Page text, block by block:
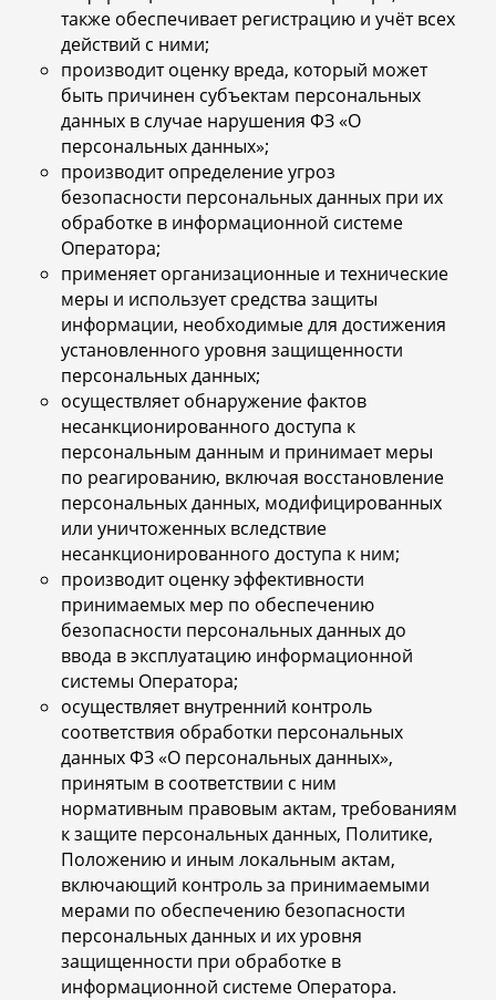
также обеспечивает регистрацию и учёт всех
действий с ними;
производит оценку вреда, который может
быть причинен субъектам персональных
данных в случае нарушения ФЗ «О
персональных данных»;
производит определение угроз
безопасности персональных данных при их
обработке в информационной системе
Оператора;
применяет организационные и технические
меры и использует средства защиты
информации, необходимые для достижения
установленного уровня защищенности
персональных данных;
осуществляет обнаружение фактов
несанкционированного доступа к
персональным данным и принимает меры
по реагированию, включая восстановление
персональных данных, модифицированных
или уничтоженных вследствие
несанкционированного доступа к ним;
производит оценку эффективности
принимаемых мер по обеспечению
безопасности персональных данных до
ввода в эксплуатацию информационной
системы Оператора;
осуществляет внутренний контроль
соответствия обработки персональных
данных ФЗ «О персональных данных»,
принятым в соответствии с ним
нормативным правовым актам, требованиям
к защите персональных данных, Политике,
Положению и иным локальным актам,
включающий контроль за принимаемыми
мерами по обеспечению безопасности
персональных данных и их уровня
защищенности при обработке в
информационной системе Оператора.